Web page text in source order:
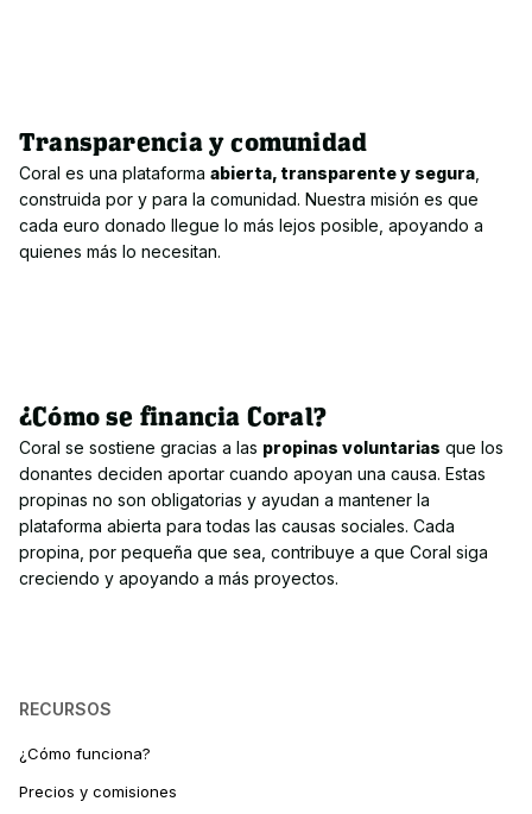
Transparencia y comunidad
Coral es una plataforma abierta, transparente y segura
construida por y para la comunidad. Nuestra misión es que
cada euro donado llegue lo más lejos posible, apoyando a
quienes más lo necesitan.
¿Cómo se financia Coral?
Coral se sostiene gracias a las propinas voluntarias que los
donantes deciden aportar cuando apoyan una causa. Estas
propinas no son obligatorias y ayudan a mantener la
plataforma abierta para todas las causas sociales. Cada
propina, por pequeña que sea, contribuye a que Coral siga
creciendo y apoyando a más proyectos.
RECURSOS
¿Cómo funciona?
Precios y comisiones